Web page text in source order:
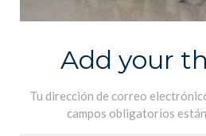
Add your
Tu dirección de correo
campos obligatorios